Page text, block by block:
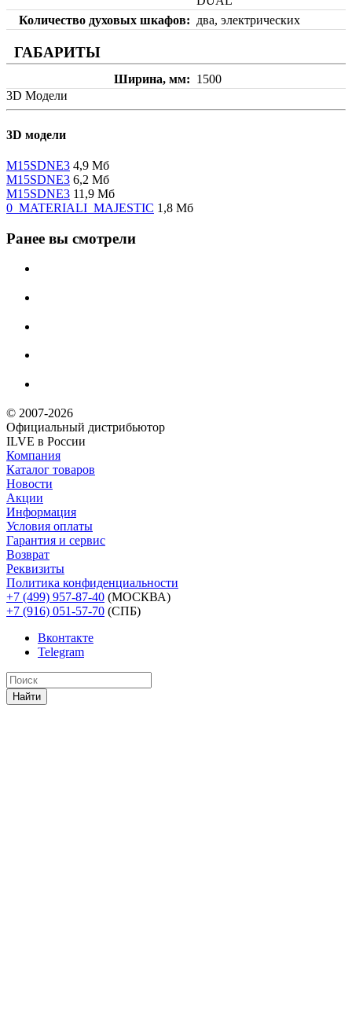
Количество духовых шкафов
два, электрических
ГАБАРИТЫ
Ширина, мм
1500
3D Модели
3D модели
M15SDNE3 4,9 Мб
M15SDNE3 6,2 Мб
M15SDNE3 11,9 Мб
0_MATERIALI_MAJESTIC 1,8 Мб
Ранее вы смотрели
© 2007-2026
Официальный дистрибьютoр
ILVE в России
Компания
Каталог товаров
Новости
Акции
Информация
Условия оплаты
Гарантия и сервис
Возврат
Реквизиты
Политика конфиденциальности
+7 (499) 957-87-40 (МОСКВА)
+7 (916) 051-57-70 (СПБ)
Вконтакте
Telegram
Найти